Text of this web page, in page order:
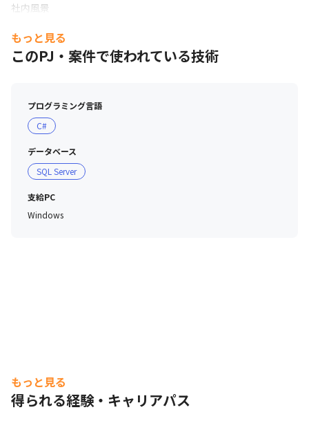
社内風景
もっと見る
このPJ・案件で使われている技術
プログラミング言語
C#
データベース
SQL Server
支給PC
Windows
もっと見る
得られる経験・キャリアパス